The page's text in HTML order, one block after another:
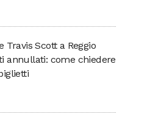
Travis Scott a Reggio
annullati: come chiedere